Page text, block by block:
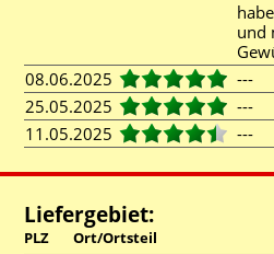
und
08.06.2025
---
25.05.2025
---
11.05.2025
---
Liefergebiet:
PLZ Ort/Ortsteil